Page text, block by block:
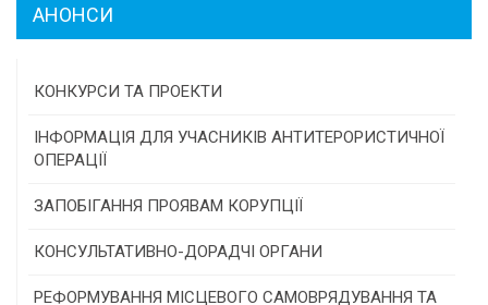
АНОНСИ
КОНКУРСИ ТА ПРОЕКТИ
Конкурс проектів та програм місцевого
самоврядування
Конкурс інститутів громадянського суспільства
Програми/конкурси МТД
ІНФОРМАЦІЯ ДЛЯ УЧАСНИКІВ АНТИТЕРОРИСТИЧНОЇ
ОПЕРАЦІЇ
ЗАПОБІГАННЯ ПРОЯВАМ КОРУПЦІЇ
КОНСУЛЬТАТИВНО-ДОРАДЧІ ОРГАНИ
Консультативна рада
РЕФОРМУВАННЯ МІСЦЕВОГО САМОВРЯДУВАННЯ ТА